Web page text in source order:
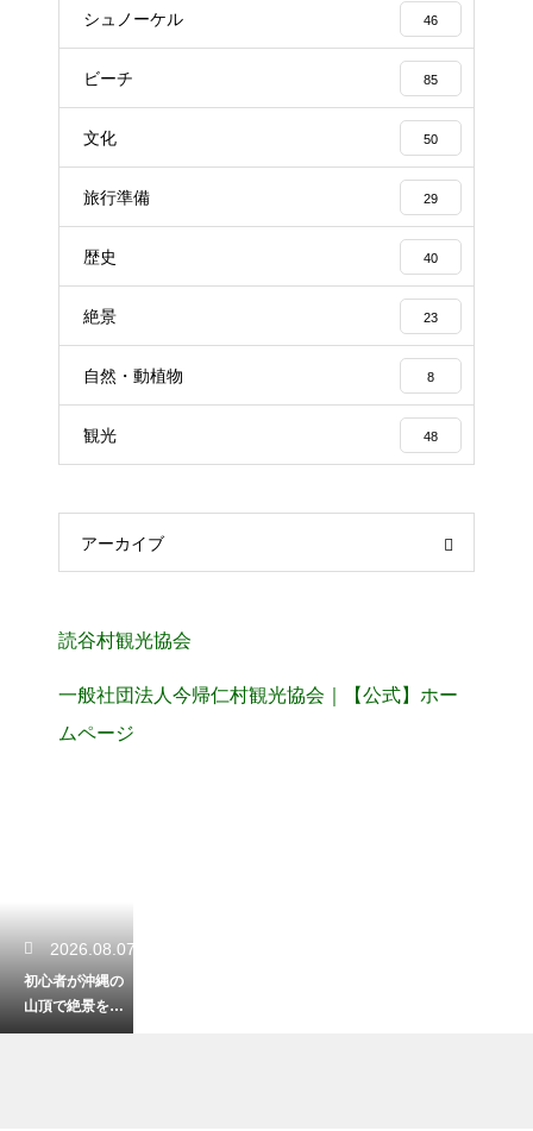
シュノーケル 46
ビーチ 85
文化 50
旅行準備 29
歴史 40
絶景 23
自然・動植物 8
観光 48
アーカイブ
読谷村観光協会
一般社団法人今帰仁村観光協会｜【公式】ホー
ムページ
2026.08.07
初心者が沖縄の
山頂で絶景を見
る登山！安全に